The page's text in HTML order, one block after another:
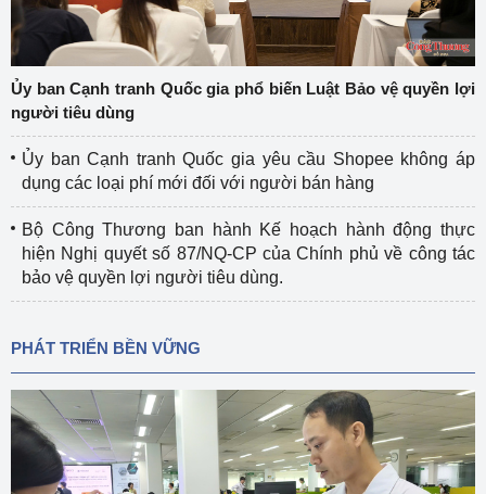
Ủy ban Cạnh tranh Quốc gia phổ biến Luật Bảo vệ quyền lợi
người tiêu dùng
Ủy ban Cạnh tranh Quốc gia yêu cầu Shopee không áp
dụng các loại phí mới đối với người bán hàng
Bộ Công Thương ban hành Kế hoạch hành động thực
hiện Nghị quyết số 87/NQ-CP của Chính phủ về công tác
bảo vệ quyền lợi người tiêu dùng.
PHÁT TRIỂN BỀN VỮNG